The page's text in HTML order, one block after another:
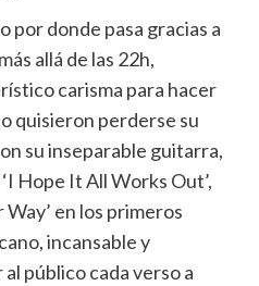
por donde pasa gracias a
allá de las 22h,
carisma para hacer
quisieron perderse su
su inseparable guitarra,
Hope It All Works Out’,
Way’ en los primeros
incansable y
público cada verso a